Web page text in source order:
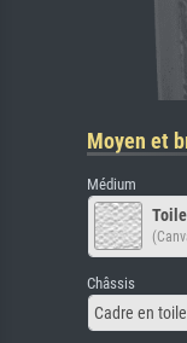
Moyen et
Médium
Châssis
Cadre en